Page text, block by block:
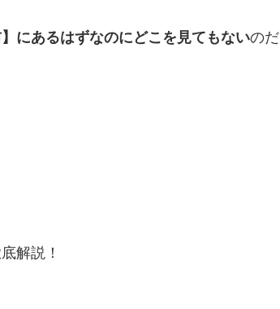
にあるはずなのにどこを見てもないのだ
解説！